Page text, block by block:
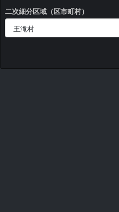
二次細分区域（区市町村）